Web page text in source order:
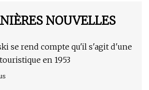
NOUVELLES
se rend compte qu'il s'agit d'une
en 1953